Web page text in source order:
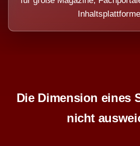
Die Dimension eines
nicht